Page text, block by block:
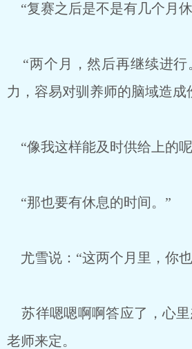
“复赛之后是不是有几个月
“两个月，然后再继续进行
力，容易对驯养师的脑域造成
“像我这样能及时供给上的
“那也要有休息的时间。”
尤雪说：“这两个月里，你
苏徉嗯嗯啊啊答应了，心
老师来定。